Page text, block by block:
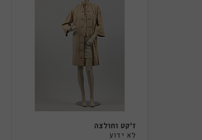
ז'קט וחולצה
לא ידוע